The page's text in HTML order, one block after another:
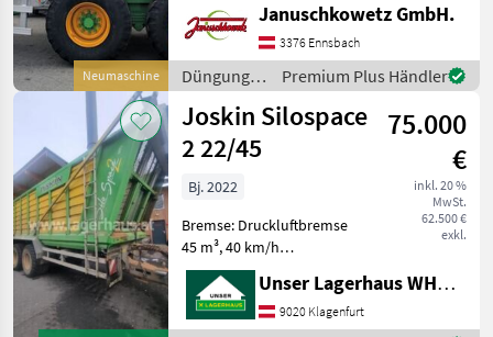
Neumaschine
Schleppschlauchverteiler,
hydr. Stützfuß, gefedertes
Achsaggregat, hydr.
sperrbare Achse
Ausstattung Fa
Januschkowetz GmbH.
3376 Ennsbach
Düngung
und
Beregnung
/ Joskin
Premium Plus Händler
Joskin Silospace
2 22/45
75.000
€
inkl. 20 %
MwSt.
62.500 €
exkl.
Bj. 2022
Bremse: Druckluftbremse
45 m³, 40 km/h
Zwangslenkung,
Abdecknetz, 710er
Bereifung Informieren Sie
Unser Lagerhaus WHG, Kärnten, Klagenfurt
9020 Klagenfurt